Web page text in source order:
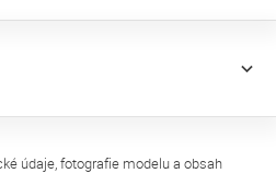
údaje, fotografie modelu a obsah